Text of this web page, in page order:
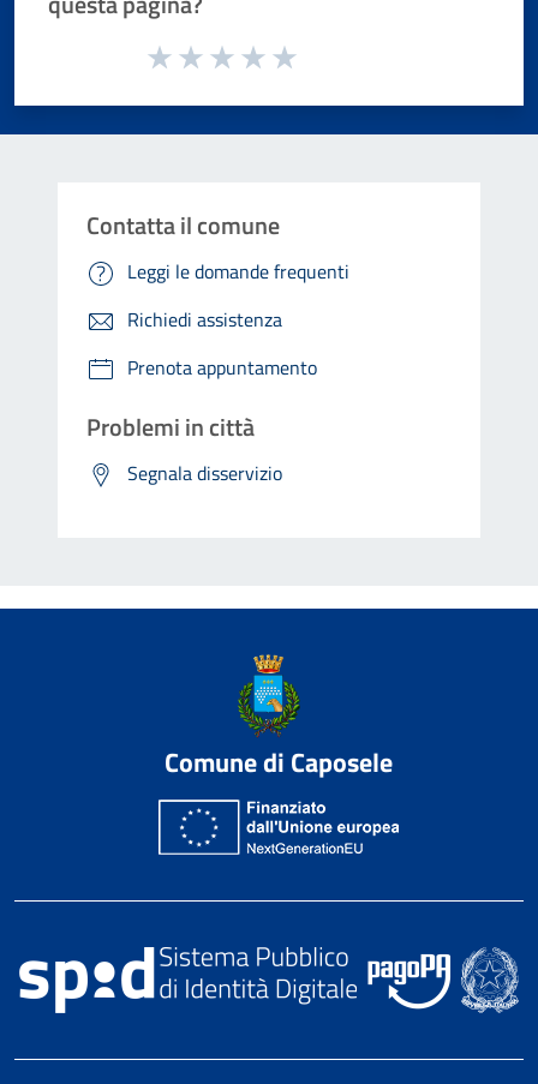
Valuta da 1 a 5 stelle la pagina
Contatta il comune
Leggi le domande frequenti
Richiedi assistenza
Prenota appuntamento
Problemi in città
Segnala disservizio
Comune di Caposele